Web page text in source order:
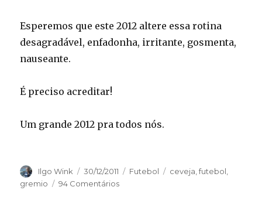
Esperemos que este 2012 altere essa rotina
desagradável, enfadonha, irritante, gosmenta,
nauseante.
É preciso acreditar!
Um grande 2012 pra todos nós.
Autor
Ilgo Wink
Publicado
em
30/12/2011 Categorias
Futebol Tags
ceveja ,futebol
gremio
94 Comentários